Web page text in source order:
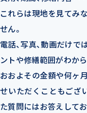
これらは現地を見てみ
せん。
電話、写真、動画だけ
ントや修繕範囲がわか
おおよその金額や何ヶ
せいただくこともござ
た質問にはお答えしてお